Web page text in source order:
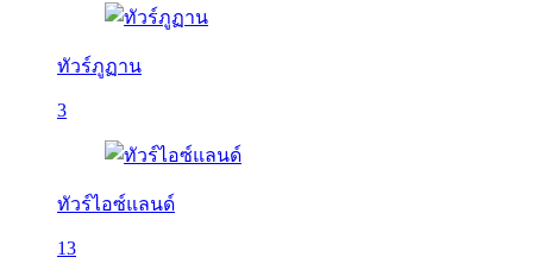
ทัวร์ภูฏาน
3
ทัวร์ไอซ์แลนด์
13